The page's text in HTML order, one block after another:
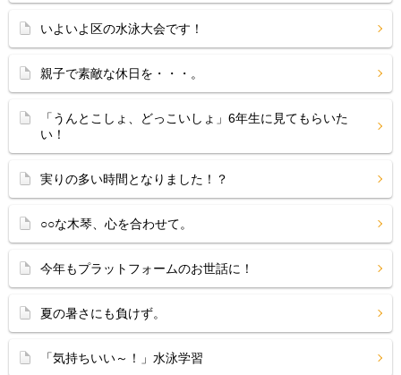
いよいよ区の水泳大会です！
親子で素敵な休日を・・・。
「うんとこしょ、どっこいしょ」6年生に見てもらいた
い！
実りの多い時間となりました！？
○○な木琴、心を合わせて。
今年もプラットフォームのお世話に！
夏の暑さにも負けず。
「気持ちいい～！」水泳学習